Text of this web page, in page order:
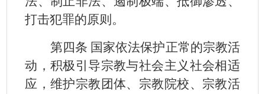
打击犯罪的原则。
第四条 国家依法保护正常的宗教活
动，积极引导宗教与社会主义社会相适
应，维护宗教团体、宗教院校、宗教活